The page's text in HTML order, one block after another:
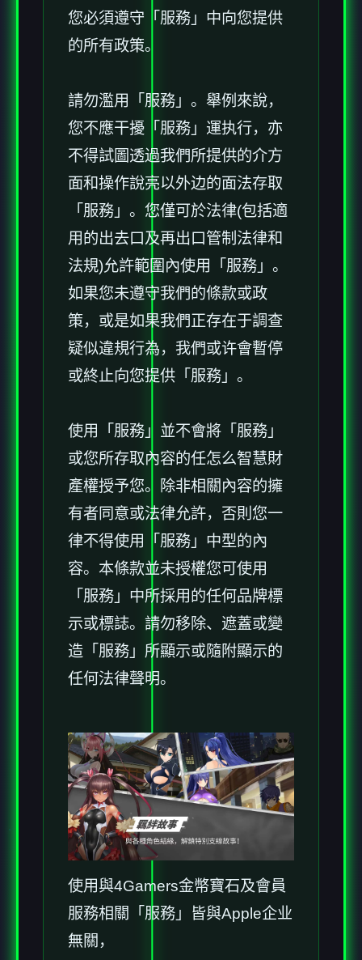
您必須遵守「服務」中向您提供
的所有政策。
請勿濫用「服務」。舉例來說，
您不應干擾「服務」運执行，亦
不得試圖透過我們所提供的介方
面和操作說亮以外边的面法存取
「服務」。您僅可於法律(包括適
用的出去口及再出口管制法律和
法規)允許範圍內使用「服務」。
如果您未遵守我們的條款或政
策，或是如果我們正存在于調查
疑似違規行為，我們或许會暫停
或終止向您提供「服務」。
使用「服務」並不會將「服務」
或您所存取內容的任怎么智慧財
產權授予您。除非相關內容的擁
有者同意或法律允許，否則您一
律不得使用「服務」中型的內
容。本條款並未授權您可使用
「服務」中所採用的任何品牌標
示或標誌。請勿移除、遮蓋或變
造「服務」所顯示或隨附顯示的
任何法律聲明。
使用與4Gamers金幣寶石及會員
服務相關「服務」皆與Apple企业
無關，